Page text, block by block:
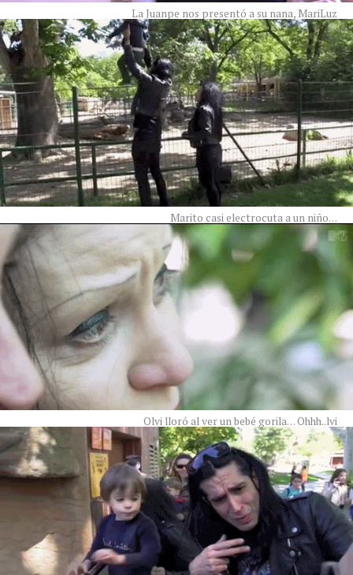
La Juanpe nos presentó a su nana, MariLuz
Marito casi electrocuta a un niño…
Olvi lloró al ver un bebé gorila… Ohhh..lvi